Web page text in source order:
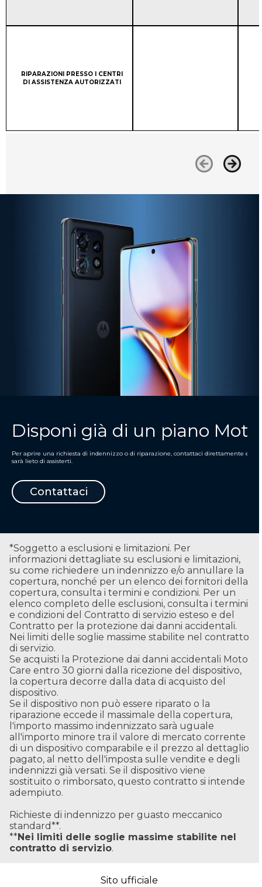
Column 1:
RIPARAZIONI PRESSO I CENTRI
DI ASSISTENZA AUTORIZZATI
Disponi già di un piano Moto
Per aprire una richiesta di indennizzo o di riparazione, contattaci direttamente e
sarà lieto di assisterti.
Contattaci
*Soggetto a esclusioni e limitazioni. Per
informazioni dettagliate su esclusioni e limitazioni,
su come richiedere un indennizzo e/o annullare la
copertura, nonché per un elenco dei fornitori della
copertura, consulta i termini e condizioni. Per un
elenco completo delle esclusioni, consulta i termini
e condizioni del Contratto di servizio esteso e del
Contratto per la protezione dai danni accidentali.
Nei limiti delle soglie massime stabilite nel contratto
di servizio.
Se acquisti la Protezione dai danni accidentali Moto
Care entro 30 giorni dalla ricezione del dispositivo,
la copertura decorre dalla data di acquisto del
dispositivo.
Se il dispositivo non può essere riparato o la
riparazione eccede il massimale della copertura,
l'importo massimo indennizzato sarà uguale
all'importo minore tra il valore di mercato corrente
di un dispositivo comparabile e il prezzo al dettaglio
pagato, al netto dell'imposta sulle vendite e degli
indennizzi già versati. Se il dispositivo viene
sostituito o rimborsato, questo contratto si intende
adempiuto.
Richieste di indennizzo per guasto meccanico
standard**.
**Nei limiti delle soglie massime stabilite nel
contratto di servizio.
Sito ufficiale